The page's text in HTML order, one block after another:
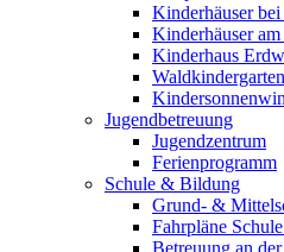
Kinderhäuser
Kinderhäuser
Kinderhaus
Waldkindergarten
Jugendbetreuung
Jugendzentrum
Ferienprogramm
Schule & Bildung
Grund- &
Fahrpläne
Betreuung an